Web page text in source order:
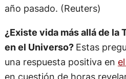
año pasado. (Reuters)
¿Existe vida más allá de la
en el Universo? Estas
una respuesta positiva en el
en cuestión de horas